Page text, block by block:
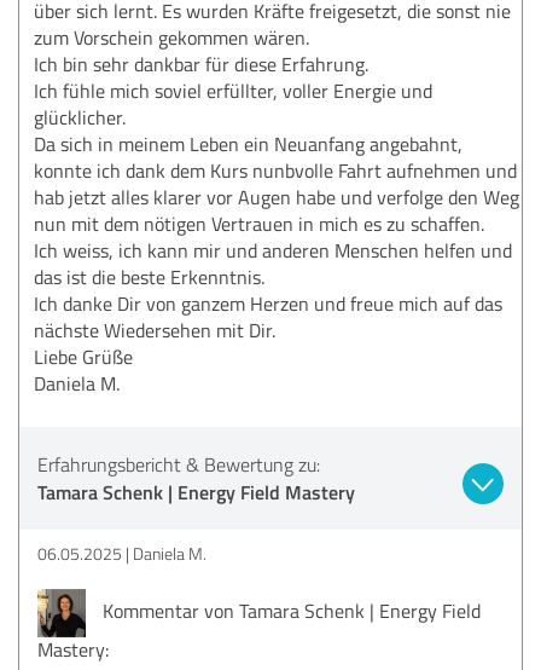
über sich lernt. Es wurden Kräfte freigesetzt, die sonst nie
zum Vorschein gekommen wären.
Ich bin sehr dankbar für diese Erfahrung.
Ich fühle mich soviel erfüllter, voller Energie und
glücklicher.
Da sich in meinem Leben ein Neuanfang angebahnt,
konnte ich dank dem Kurs nunbvolle Fahrt aufnehmen und
hab jetzt alles klarer vor Augen habe und verfolge den Weg
nun mit dem nötigen Vertrauen in mich es zu schaffen.
Ich weiss, ich kann mir und anderen Menschen helfen und
das ist die beste Erkenntnis.
Ich danke Dir von ganzem Herzen und freue mich auf das
nächste Wiedersehen mit Dir.
Liebe Grüße
Daniela M.
Erfahrungsbericht & Bewertung zu:
Tamara Schenk | Energy Field Mastery
06.05.2025 Daniela M.
Kommentar von Tamara Schenk | Energy Field
Mastery: